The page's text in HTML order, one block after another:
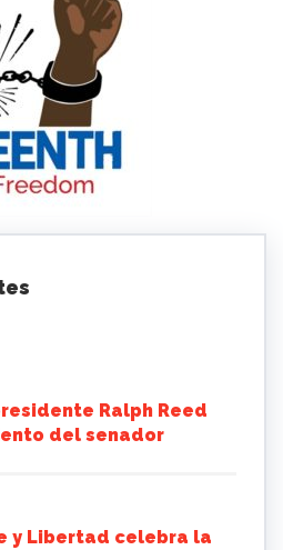
Ralph Reed
del senador
y Libertad celebra la